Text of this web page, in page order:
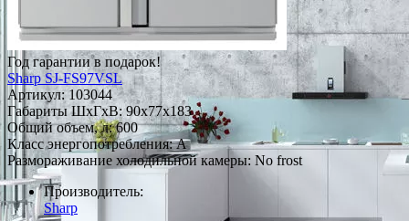
Год гарантии в подарок!
Sharp SJ-FS97VSL
Артикул:103044
Габариты ШxГxВ: 90x77x183
Общий объем, л: 600
Класс энергопотребления: A
Размораживание холодильной камеры: No frost
Производитель:
Sharp